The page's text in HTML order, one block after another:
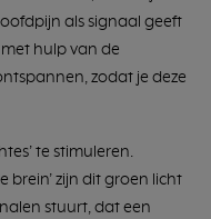
als signaal geeft
met hulp van de
zodat je deze
te stimuleren.
brein’ zijn dit groen licht
stuurt, dat een